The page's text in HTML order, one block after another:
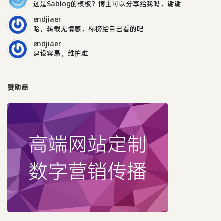
这是Sablog的模板？博主可以分享给我吗，谢谢
endjiaer
哈，转载无情感，标榜给自己看的吧
endjiaer
建设容易，维护难
赞助商